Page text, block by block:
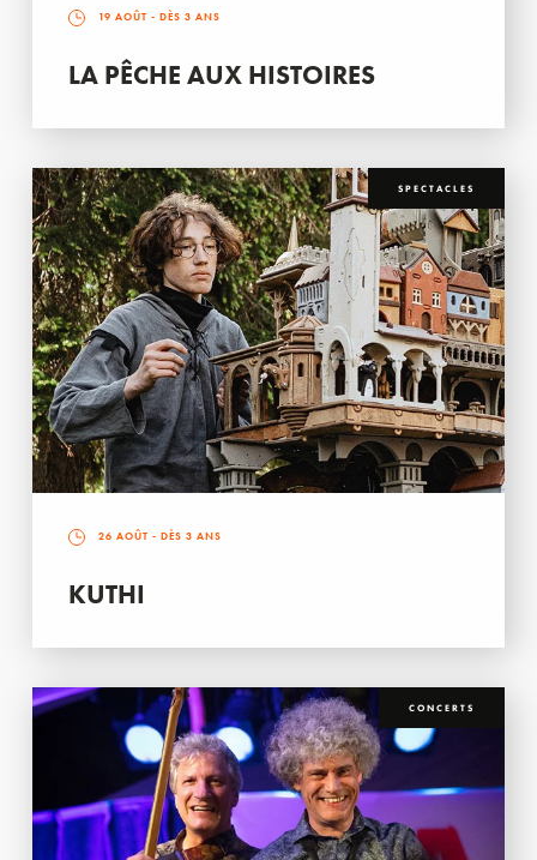
19 AOÛT - DÈS 3 ANS
LA PÊCHE AUX HISTOIRES
SPECTACLES
26 AOÛT - DÈS 3 ANS
KUTHI
CONCERTS